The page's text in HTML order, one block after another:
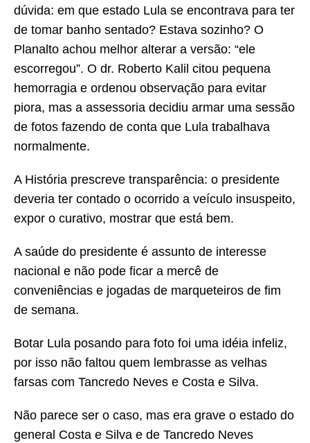
dúvida: em que estado Lula se encontrava para ter
de tomar banho sentado? Estava sozinho? O
Planalto achou melhor alterar a versão: “ele
escorregou”. O dr. Roberto Kalil citou pequena
hemorragia e ordenou observação para evitar
piora, mas a assessoria decidiu armar uma sessão
de fotos fazendo de conta que Lula trabalhava
normalmente.
A História prescreve transparência: o presidente
deveria ter contado o ocorrido a veículo insuspeito,
expor o curativo, mostrar que está bem.
A saúde do presidente é assunto de interesse
nacional e não pode ficar a mercê de
conveniências e jogadas de marqueteiros de fim
de semana.
Botar Lula posando para foto foi uma idéia infeliz,
por isso não faltou quem lembrasse as velhas
farsas com Tancredo Neves e Costa e Silva.
Não parece ser o caso, mas era grave o estado do
general Costa e Silva e de Tancredo Neves